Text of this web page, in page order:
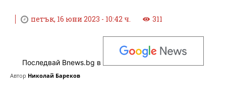
петък, 16 юни 2023 - 10:42 ч. 311
Последвай Bnews.bg в
Автор Николай Бареков